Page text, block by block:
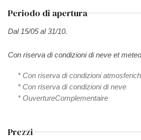
Periodo di apertura
Dal 15/05 al 31/10.
Con riserva di condizioni di neve et
* Con riserva di condizioni
* Con riserva di condizioni di neve
* OuvertureComplementaire
Prezzi